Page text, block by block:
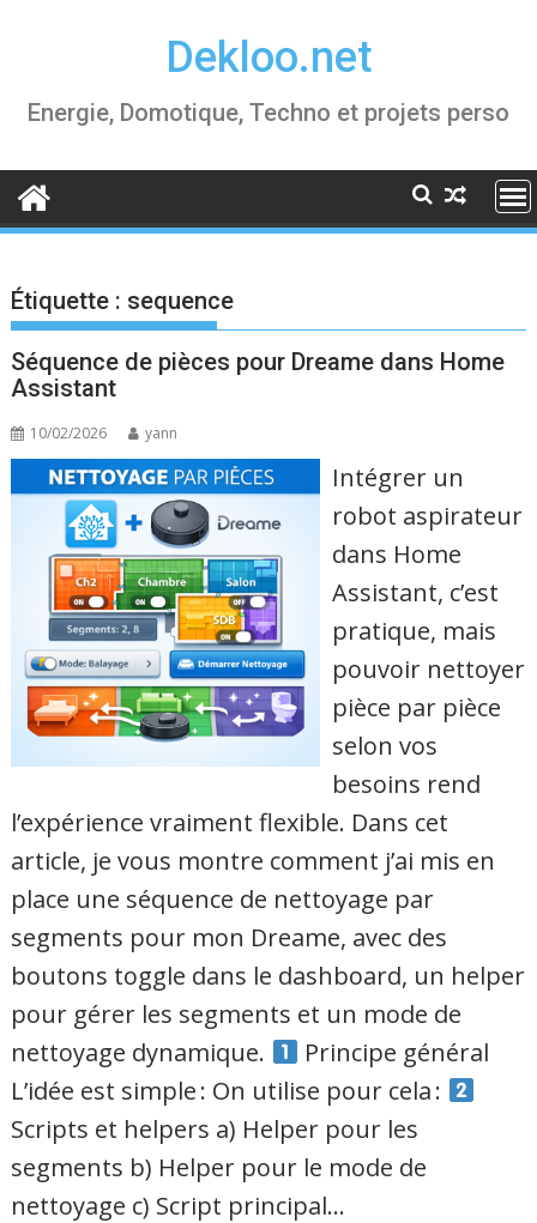
Dekloo.net
Energie, Domotique, Techno et projets perso
Étiquette : sequence
Séquence de pièces pour Dreame dans Home
Assistant
10/02/2026 yann
Intégrer un
robot aspirateur
dans Home
Assistant, c’est
pratique, mais
pouvoir nettoyer
pièce par pièce
selon vos
besoins rend
l’expérience vraiment flexible. Dans cet
article, je vous montre comment j’ai mis en
place une séquence de nettoyage par
segments pour mon Dreame, avec des
boutons toggle dans le dashboard, un helper
pour gérer les segments et un mode de
nettoyage dynamique.
Principe général
L’idée est simple : On utilise pour cela :
Scripts et helpers a) Helper pour les
segments b) Helper pour le mode de
nettoyage c) Script principal…